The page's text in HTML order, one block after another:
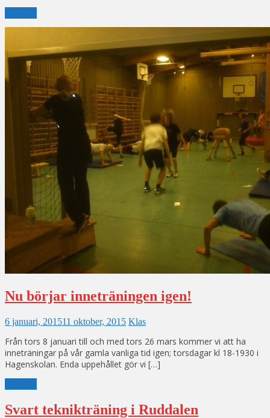
Nu börjar inneträningen igen!
6 januari, 201511 oktober, 2015 Klas
Från tors 8 januari till och med tors 26 mars kommer vi att ha
inneträningar på vår gamla vanliga tid igen; torsdagar kl 18-1930 i
Hagenskolan. Enda uppehållet gör vi […]
Svart teknikträning i Ruddalen